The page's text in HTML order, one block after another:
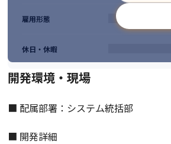
雇用形態
休日・休暇
開発環境・現場
■ 配属部署：システム統括部
■ 開発詳細